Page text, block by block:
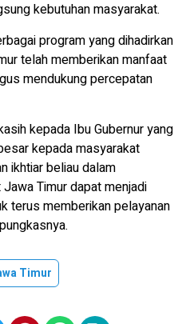
kebutuhan masyarakat.
program yang dihadirkan
telah memberikan manfaat
mendukung percepatan
kepada Ibu Gubernur yang
kepada masyarakat
ikhtiar beliau dalam
Timur dapat menjadi
terus memberikan pelayanan
Timur